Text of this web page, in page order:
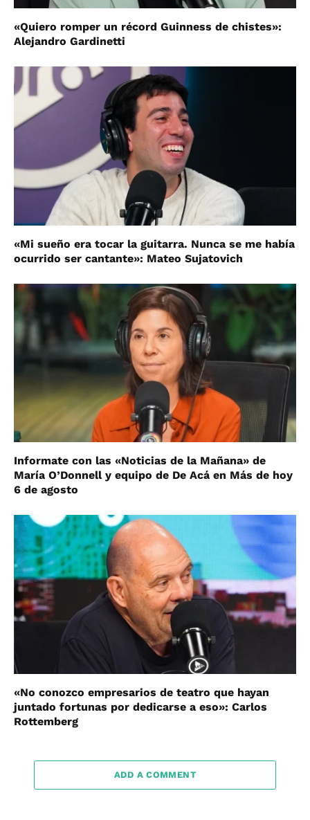
«Quiero romper un récord Guinness de chistes»:
Alejandro Gardinetti
«Mi sueño era tocar la guitarra. Nunca se me había
ocurrido ser cantante»: Mateo Sujatovich
Informate con las «Noticias de la Mañana» de
María O’Donnell y equipo de De Acá en Más de hoy
6 de agosto
«No conozco empresarios de teatro que hayan
juntado fortunas por dedicarse a eso»: Carlos
Rottemberg
ADD A COMMENT